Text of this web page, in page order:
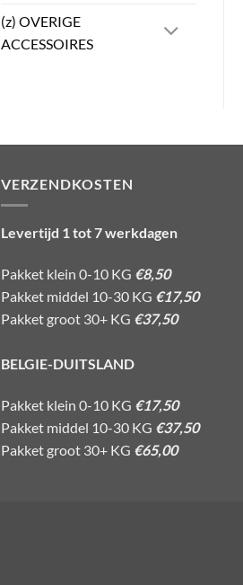
(z) OVERIGE
ACCESSOIRES
VERZENDKOSTEN
Levertijd 1 tot 7 werkdagen
Pakket klein 0-10 KG €8,50
Pakket middel 10-30 KG €17,50
Pakket groot 30+ KG €37,50
BELGIE-DUITSLAND
Pakket klein 0-10 KG €17,50
Pakket middel 10-30 KG €37,50
Pakket groot 30+ KG €65,00